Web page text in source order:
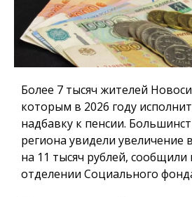
Более 7 тысяч жителей
которым в 2026 году
надбавку к пенсии.
региона увидели
на 11 тысяч рублей,
отделении Социального